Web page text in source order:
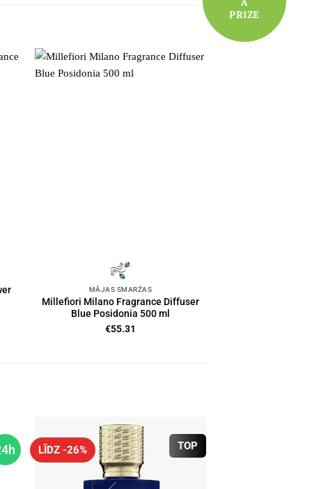
MĀJAS SMARŽAS
Millefiori Milano Fragrance Diffuser
Blue Posidonia 500 ml
€55.31
TOP
LĪDZ -26%
PRIZE
PRIZE